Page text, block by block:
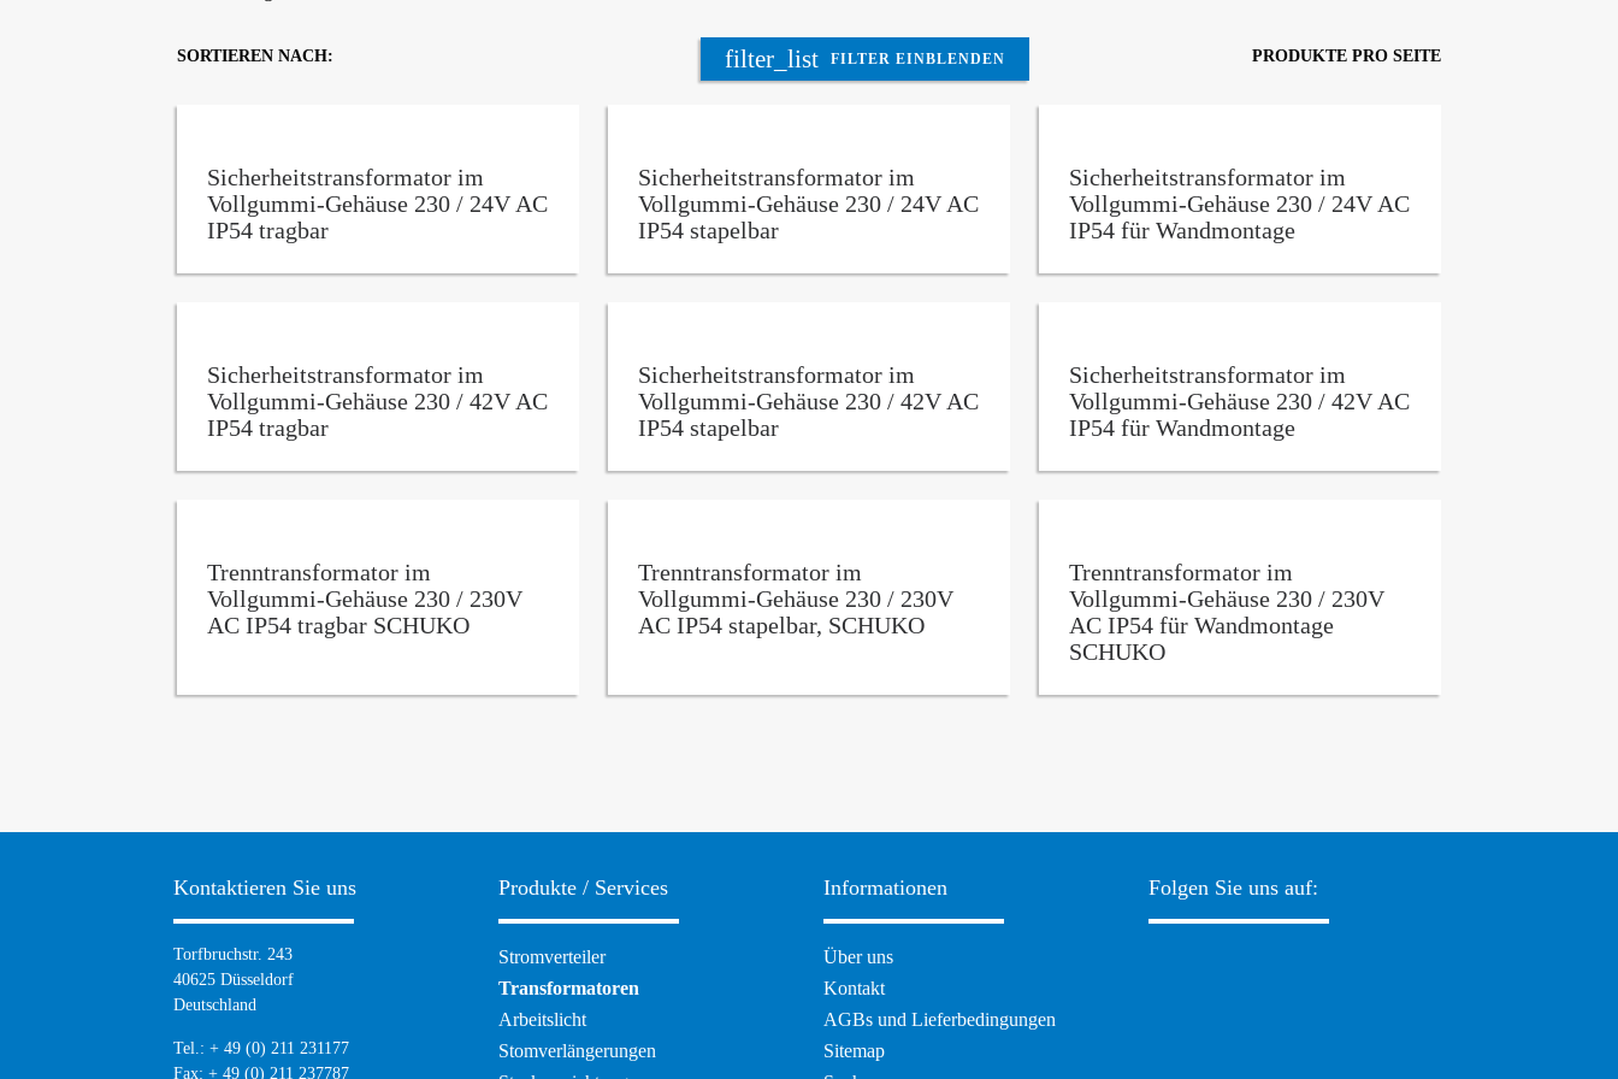
SORTIEREN NACH: filter_list FILTER EINBLENDEN PRODUKTE PRO SEITE
Sicherheitstransformator im
Vollgummi-Gehäuse 230 / 24V AC
IP54 tragbar
Sicherheitstransformator im
Vollgummi-Gehäuse 230 / 24V AC
IP54 stapelbar
Sicherheitstransformator im
Vollgummi-Gehäuse 230 / 24V AC
IP54 für Wandmontage
Sicherheitstransformator im
Vollgummi-Gehäuse 230 / 42V AC
IP54 tragbar
Sicherheitstransformator im
Vollgummi-Gehäuse 230 / 42V AC
IP54 stapelbar
Sicherheitstransformator im
Vollgummi-Gehäuse 230 / 42V AC
IP54 für Wandmontage
Trenntransformator im
Vollgummi-Gehäuse 230 / 230V
AC IP54 tragbar SCHUKO
Trenntransformator im
Vollgummi-Gehäuse 230 / 230V
AC IP54 stapelbar, SCHUKO
Trenntransformator im
Vollgummi-Gehäuse 230 / 230V
AC IP54 für Wandmontage
SCHUKO
Kontaktieren Sie uns
Torfbruchstr. 243
40625 Düsseldorf
Deutschland
Tel.: + 49 (0) 211 231177
Fax: + 49 (0) 211 237787
Produkte / Services
Navigation
überspringen
Stromverteiler
Transformatoren
Arbeitslicht
Stomverlängerungen
Informationen
Navigation
überspringen
Über uns
Kontakt
AGBs und Lieferbedingungen
Sitemap
Folgen Sie uns auf: